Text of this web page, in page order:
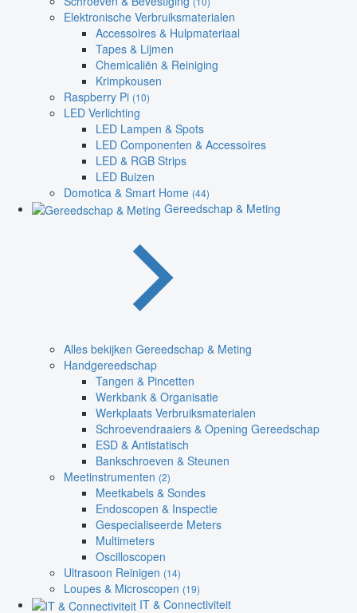
Elektronische Verbruiksmaterialen
Accessoires & Hulpmateriaal
Tapes & Lijmen
Chemicaliën & Reiniging
Krimpkousen
Raspberry Pi (10)
LED Verlichting
LED Lampen & Spots
LED Componenten & Accessoires
LED & RGB Strips
LED Buizen
Domotica & Smart Home (44)
Gereedschap & Meting
Alles bekijken Gereedschap & Meting
Handgereedschap
Tangen & Pincetten
Werkbank & Organisatie
Werkplaats Verbruiksmaterialen
Schroevendraaiers & Opening Gereedschap
ESD & Antistatisch
Bankschroeven & Steunen
Meetinstrumenten (2)
Meetkabels & Sondes
Endoscopen & Inspectie
Gespecialiseerde Meters
Multimeters
Oscilloscopen
Ultrasoon Reinigen (14)
Loupes & Microscopen (19)
IT & Connectiviteit